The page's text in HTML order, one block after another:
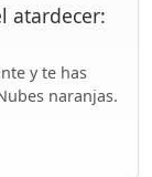
atardecer:
y te has
naranjas.